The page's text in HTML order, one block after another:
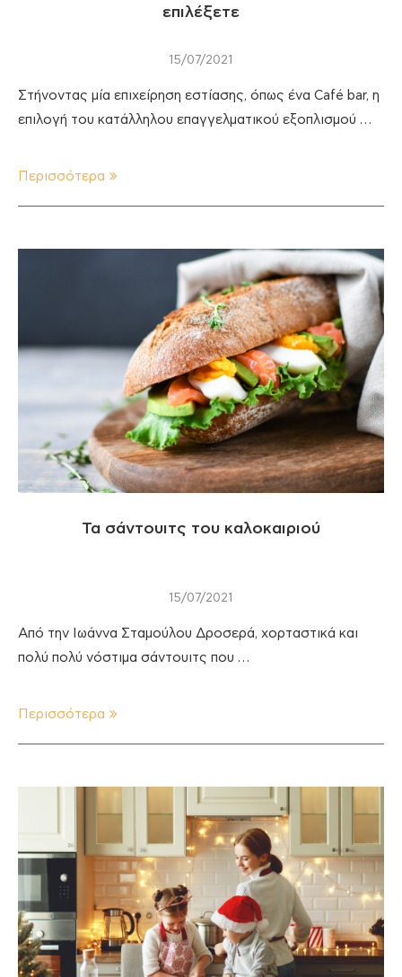
επιλέξετε
15/07/2021
Στήνοντας μία επιχείρηση εστίασης, όπως ένα Café bar, η
επιλογή του κατάλληλου επαγγελματικού εξοπλισμού …
Περισσότερα
Τα σάντουιτς του καλοκαιριού
15/07/2021
Από την Ιωάννα Σταμούλου Δροσερά, χορταστικά και
πολύ πολύ νόστιμα σάντουιτς που …
Περισσότερα